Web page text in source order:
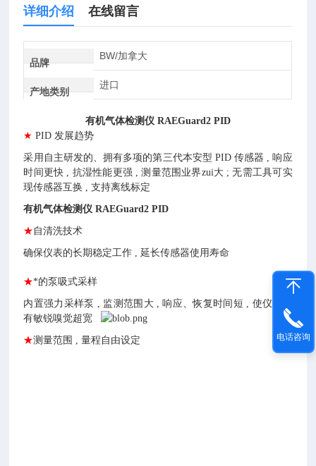
详细介绍 在线留言
品牌
BW/加拿大
产地类别
进口
有机气体检测仪 RAEGuard2 PID
★ PID 发展趋势
采用自主研发的、拥有多项的第三代本安型 PID 传感器 , 响应
时间更快 , 抗湿性能更强 , 测量范围业界zui大 ; 无需工具可实
现传感器互换 , 支持离线标定
有机气体检测仪 RAEGuard2 PID
★ 自清洗技术
确保仪表的长期稳定工作 , 延长传感器使用寿命
★*的泵吸式采样
内置强力采样泵 , 监测范围大 , 响应、恢复时间短 , 使仪器具
有敏锐嗅觉超宽
★测量范围 , 量程自由设定电话咨询